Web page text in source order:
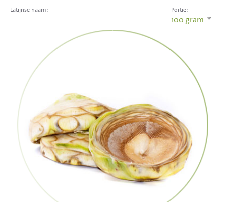
Portie:
100 gram
Latijnse naam:
-